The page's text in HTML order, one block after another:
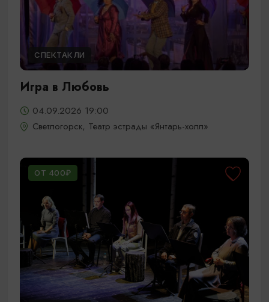
СПЕКТАКЛИ
Игра в Любовь
04.09.2026 19:00
Светлогорск, Театр эстрады «Янтарь-холл»
ОТ 400₽